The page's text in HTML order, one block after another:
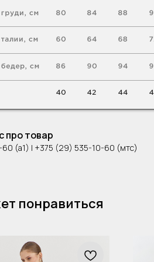
про товар
(а1) | +375 (29) 535-10-60 (мтс)
понравиться